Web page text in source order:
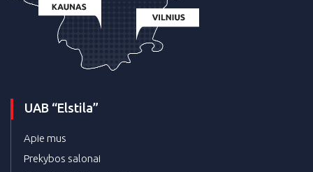
UAB “Elstila”
Apie mus
Prekybos salonai